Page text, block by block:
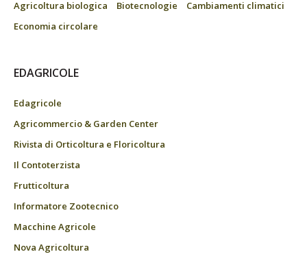
Agricoltura biologica
Biotecnologie
Cambiamenti climatici
Economia circolare
EDAGRICOLE
Edagricole
Agricommercio & Garden Center
Rivista di Orticoltura e Floricoltura
Il Contoterzista
Frutticoltura
Informatore Zootecnico
Macchine Agricole
Nova Agricoltura